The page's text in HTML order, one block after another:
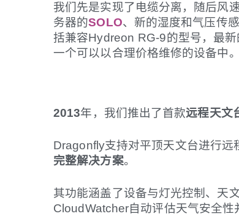
我们先是实现了电缆分离，随后风
务器的SOLO、新的湿度和气压传
括兼容Hydreon RG-9的型号，最新
一个可以以合理价格维修的设备中。
2013年，我们推出了首款远程天文
Dragonfly支持对平顶天文台进行远
完整解决方案。
其功能涵盖了设备与灯光控制、天
CloudWatcher自动评估天气安全性